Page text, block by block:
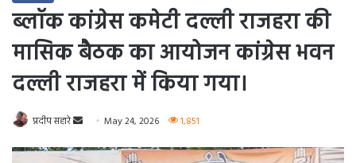
ब्लॉक कांग्रेस कमेटी दल्ली राजहरा की
मासिक बैठक का आयोजन कांग्रेस भवन
दल्ली राजहरा में किया गया।
प्रदीप सहारे
Send
email
May 24, 2026 1,851